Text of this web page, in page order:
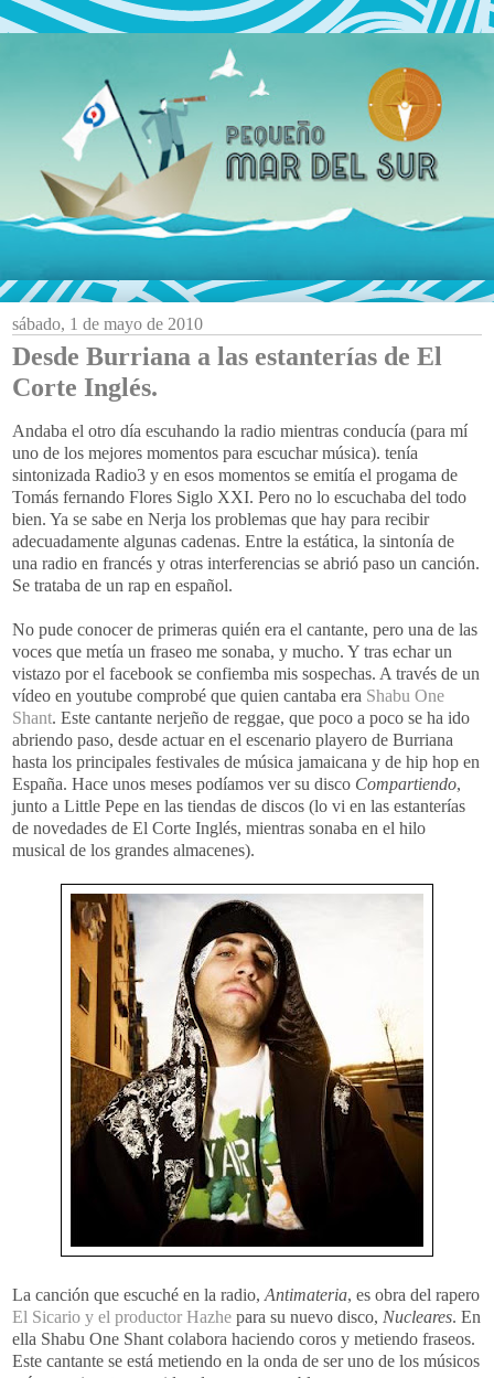
sábado, 1 de mayo de 2010
Desde Burriana a las estanterías de El
Corte Inglés.
Andaba el otro día escuhando la radio mientras conducía (para mí
uno de los mejores momentos para escuchar música). tenía
sintonizada Radio3 y en esos momentos se emitía el progama de
Tomás fernando Flores Siglo XXI. Pero no lo escuchaba del todo
bien. Ya se sabe en Nerja los problemas que hay para recibir
adecuadamente algunas cadenas. Entre la estática, la sintonía de
una radio en francés y otras interferencias se abrió paso un canción.
Se trataba de un rap en español.
No pude conocer de primeras quién era el cantante, pero una de las
voces que metía un fraseo me sonaba, y mucho. Y tras echar un
vistazo por el facebook se confiemba mis sospechas. A través de un
vídeo en youtube comprobé que quien cantaba era Shabu One
Shant. Este cantante nerjeño de reggae, que poco a poco se ha ido
abriendo paso, desde actuar en el escenario playero de Burriana
hasta los principales festivales de música jamaicana y de hip hop en
España. Hace unos meses podíamos ver su disco Compartiendo,
junto a Little Pepe en las tiendas de discos (lo vi en las estanterías
de novedades de El Corte Inglés, mientras sonaba en el hilo
musical de los grandes almacenes).
La canción que escuché en la radio, Antimateria, es obra del rapero
El Sicario y el productor Hazhe para su nuevo disco, Nucleares. En
ella Shabu One Shant colabora haciendo coros y metiendo fraseos.
Este cantante se está metiendo en la onda de ser uno de los músicos